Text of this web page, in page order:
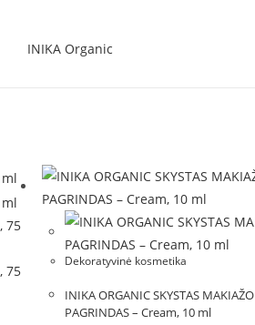
INIKA Organic
Dekoratyvinė kosmetika
INIKA ORGANIC SKYSTAS MAKIAŽO
PAGRINDAS – Cream, 10 ml